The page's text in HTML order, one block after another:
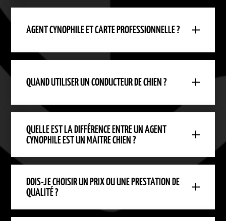
AGENT CYNOPHILE ET CARTE PROFESSIONNELLE ?
QUAND UTILISER UN CONDUCTEUR DE CHIEN ?
QUELLE EST LA DIFFÉRENCE ENTRE UN AGENT
CYNOPHILE EST UN MAITRE CHIEN ?
DOIS-JE CHOISIR UN PRIX OU UNE PRESTATION DE
QUALITÉ ?